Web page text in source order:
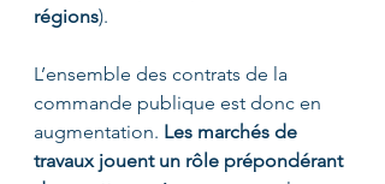
régions).
L’ensemble des contrats de la
commande publique est donc en
augmentation. Les marchés de
travaux jouent un rôle prépondérant